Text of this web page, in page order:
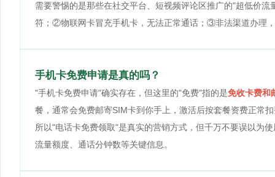
需要警惕的是那些在社交平台、短视频评论区推广的"超低价
符；②物联网卡冒充手机卡，无法正常通话；③非法渠道办理
手机卡免费申请是真的吗？
"手机卡免费申请"确实存在，但这里的"免费"指的是免收卡费和
餐，通常会免费邮寄SIM卡到你手上，激活后按套餐资费正常
所以"电话卡免费领取"是真实的营销方式，但千万不要误以为
流量额度、通话分钟数等关键信息。